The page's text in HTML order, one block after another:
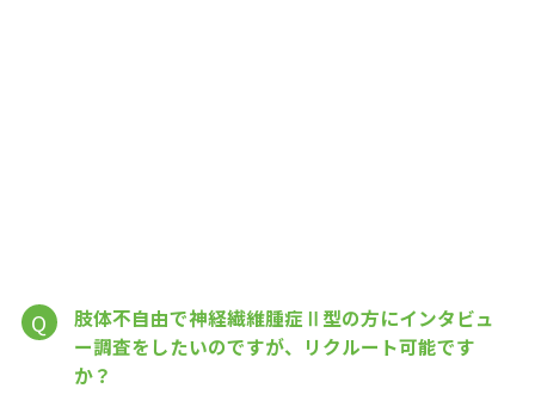
Q
肢体不自由で神経繊維腫症Ⅱ型の方にインタビュ
ー調査をしたいのですが、リクルート可能です
か？